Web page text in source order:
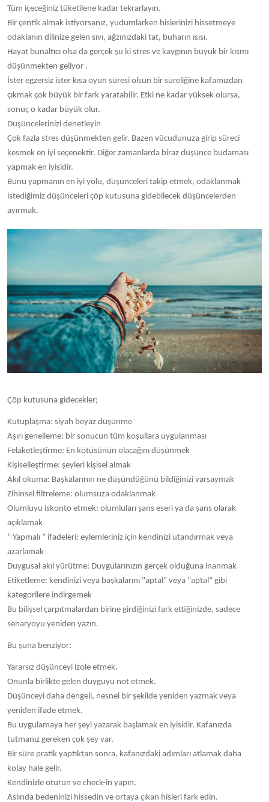
Tüm içeceğiniz tüketilene kadar tekrarlayın.
Bir çentik almak istiyorsanız, yudumlarken hislerinizi hissetmeye
odaklanın dilinize gelen sıvı, ağzınızdaki tat, buharın ısısı.
Hayat bunaltıcı olsa da gerçek şu ki stres ve kaygının büyük bir kısmı
düşünmekten geliyor .
İster egzersiz ister kısa oyun süresi olsun bir süreliğine kafamızdan
çıkmak çok büyük bir fark yaratabilir. Etki ne kadar yüksek olursa,
sonuç o kadar büyük olur.
Düşüncelerinizi denetleyin
Çok fazla stres düşünmekten gelir. Bazen vücudunuza girip süreci
kesmek en iyi seçenektir. Diğer zamanlarda biraz düşünce budaması
yapmak en iyisidir.
Bunu yapmanın en iyi yolu, düşünceleri takip etmek, odaklanmak
istediğimiz düşünceleri çöp kutusuna gidebilecek düşüncelerden
ayırmak.
Çöp kutusuna gidecekler;
Kutuplaşma: siyah beyaz düşünme
Aşırı genelleme: bir sonucun tüm koşullara uygulanması
Felaketleştirme: En kötüsünün olacağını düşünmek
Kişiselleştirme: şeyleri kişisel almak
Akıl okuma: Başkalarının ne düşündüğünü bildiğinizi varsaymak
Zihinsel filtreleme: olumsuza odaklanmak
Olumluyu iskonto etmek: olumluları şans eseri ya da şans olarak
açıklamak
“ Yapmalı ” ifadeleri: eylemleriniz için kendinizi utandırmak veya
azarlamak
Duygusal akıl yürütme: Duygularınızın gerçek olduğuna inanmak
Etiketleme: kendinizi veya başkalarını "aptal" veya "aptal" gibi
kategorilere indirgemek
Bu bilişsel çarpıtmalardan birine girdiğinizi fark ettiğinizde, sadece
senaryoyu yeniden yazın.
Bu şuna benziyor:
Yararsız düşünceyi izole etmek.
Onunla birlikte gelen duyguyu not etmek.
Düşünceyi daha dengeli, nesnel bir şekilde yeniden yazmak veya
yeniden ifade etmek.
Bu uygulamaya her şeyi yazarak başlamak en iyisidir. Kafanızda
tutmanız gereken çok şey var.
Bir süre pratik yaptıktan sonra, kafanızdaki adımları atlamak daha
kolay hale gelir.
Kendinizle oturun ve check-in yapın.
Aslında bedeninizi hissedin ve ortaya çıkan hisleri fark edin.